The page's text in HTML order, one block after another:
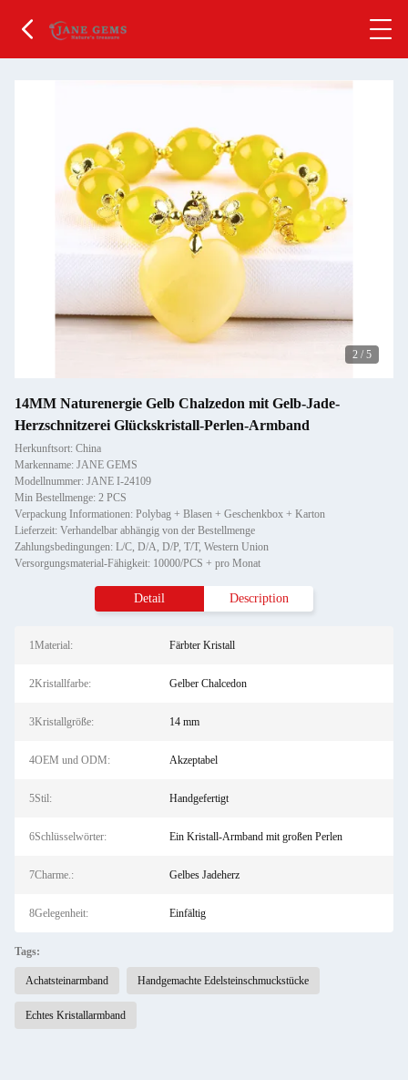
2 / 5
14MM Naturenergie Gelb Chalzedon mit Gelb-Jade-
Herzschnitzerei Glückskristall-Perlen-Armband
Herkunftsort: China
Markenname: JANE GEMS
Modellnummer: JANE I-24109
Min Bestellmenge: 2 PCS
Verpackung Informationen: Polybag + Blasen + Geschenkbox + Karton
Lieferzeit: Verhandelbar abhängig von der Bestellmenge
Zahlungsbedingungen: L/C, D/A, D/P, T/T, Western Union
Versorgungsmaterial-Fähigkeit: 10000/PCS + pro Monat
Detail Description
1Material: Färbter Kristall
2Kristallfarbe: Gelber Chalcedon
3Kristallgröße: 14 mm
4OEM und ODM: Akzeptabel
5Stil: Handgefertigt
6Schlüsselwörter: Ein Kristall-Armband mit großen Perlen
7Charme.: Gelbes Jadeherz
8Gelegenheit: Einfältig
Tags:
Achatsteinarmband Handgemachte Edelsteinschmuckstücke
Echtes Kristallarmband